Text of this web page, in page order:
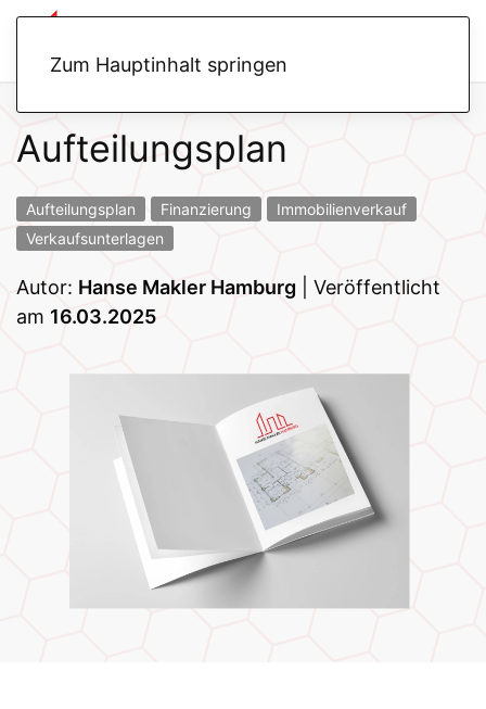
Zum Hauptinhalt springen
Aufteilungsplan
Aufteilungsplan Finanzierung
Immobilienverkauf
Verkaufsunterlagen
Autor: Hanse Makler Hamburg
Veröffentlicht
am 16.03.2025